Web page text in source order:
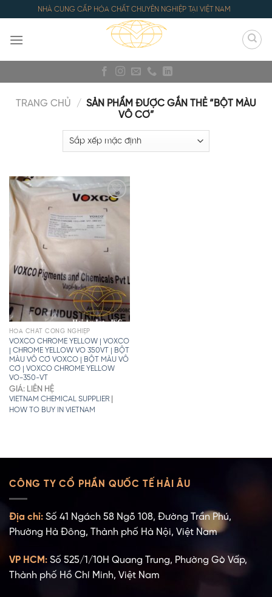
content
NHÀ CUNG CẤP HÓA CHẤT CHUYÊN NGHIỆP TẠI VIỆT NAM
TRANG CHỦ / SẢN PHẨM ĐƯỢC GẮN THẺ “BỘT MÀU
VÔ CƠ”
HÓA CHẤT CÔNG NGHIỆP
VOXCO CHROME YELLOW | VOXCO
| CHROME YELLOW VO 350VT | BỘT
MÀU VÔ CƠ VOXCO | BỘT MÀU VÔ
CƠ | VOXCO CHROME YELLOW
VO-350-VT
GIÁ: LIÊN HỆ
VIETNAM CHEMICAL SUPPLIER|
HOW TO BUY IN VIETNAM
CÔNG TY CỔ PHẦN QUỐC TẾ HẢI ÂU
Địa chỉ: Số 41 Ngách 58 Ngõ 108, Đường Trần Phú,
Phường Hà Đông, Thành phố Hà Nội, Việt Nam
VP HCM: Số 525/1/10H Quang Trung, Phường Gò Vấp,
Thành phố Hồ Chí Minh, Việt Nam